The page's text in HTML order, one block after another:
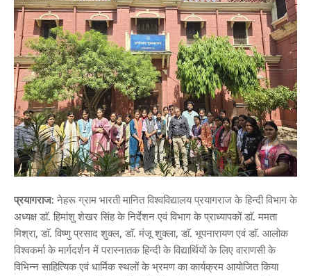
प्रयागराज: नेहरू ग्राम भारती मानित विश्वविद्यालय प्रयागराज के हिन्दी विभाग के
अध्यक्ष डाॅ. हिमांशु शेखर सिंह के निर्देशन एवं विभाग के प्राध्यापकों डाॅ. ममता
मिश्रा, डाॅ. विष्णु प्रसाद शुक्ल, डाॅ. मंजू शुक्ला, डाॅ. भूपनारायण एवं डाॅ. आलोक
विश्वकर्मा के मार्गदर्शन में परास्नातक हिन्दी के विद्यार्थियों के लिए वाराणसी के
विभिन्न साहित्यिक एवं धार्मिक स्थलों के भ्रमण का कार्यक्रम आयोजित किया